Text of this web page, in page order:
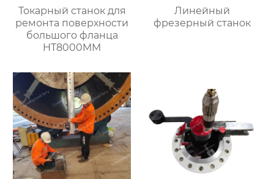
Токарный станок для
ремонта поверхности
большого фланца
HT8000MM
Линейный
фрезерный станок